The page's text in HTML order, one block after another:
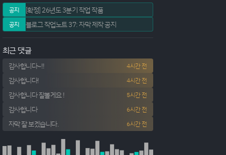
공지 [확정] 26년도 3분기 작업 작품
공지 블로그 작업노트 37: 자막 제작 공지
최근 댓글
감사합니다~!! 4시간 전
감사합니다! 4시간 전
감사합니다 잘볼게요 ! 5시간 전
감사합니다 6시간 전
자막 잘 보겠습니다. 6시간 전